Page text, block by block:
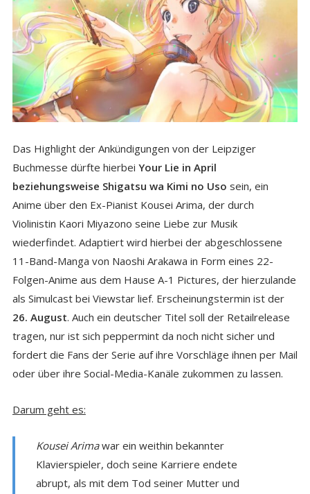
Das Highlight der Ankündigungen von der Leipziger
Buchmesse dürfte hierbei Your Lie in April
beziehungsweise Shigatsu wa Kimi no Uso sein, ein
Anime über den Ex-Pianist Kousei Arima, der durch
Violinistin Kaori Miyazono seine Liebe zur Musik
wiederfindet. Adaptiert wird hierbei der abgeschlossene
11-Band-Manga von Naoshi Arakawa in Form eines 22-
Folgen-Anime aus dem Hause A-1 Pictures, der hierzulande
als Simulcast bei Viewstar lief. Erscheinungstermin ist der
26. August. Auch ein deutscher Titel soll der Retailrelease
tragen, nur ist sich peppermint da noch nicht sicher und
fordert die Fans der Serie auf ihre Vorschläge ihnen per Mail
oder über ihre Social-Media-Kanäle zukommen zu lassen.
Darum geht es:
Kousei Arimawar ein weithin bekannter
Klavierspieler, doch seine Karriere endete
abrupt, als mit dem Tod seiner Mutter und